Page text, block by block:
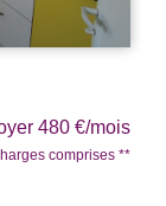
689 €/mois
comprises **